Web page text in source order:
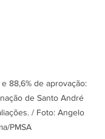
88,6% de aprovação:
de Santo André
/ Foto: Angelo
PMSA